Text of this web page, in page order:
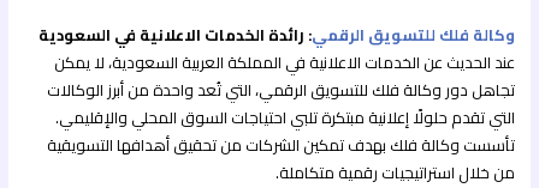
وكالة فلك للتسويق الرقمي: رائدة الخدمات الاعلانية في السعودية
عند الحديث عن الخدمات الاعلانية في المملكة العربية السعودية، لا يمكن
تجاهل دور وكالة فلك للتسويق الرقمي، التي تُعد واحدة من أبرز الوكالات
التي تقدم حلولًا إعلانية مبتكرة تلبي احتياجات السوق المحلي والإقليمي.
تأسست وكالة فلك بهدف تمكين الشركات من تحقيق أهدافها التسويقية
من خلال استراتيجيات رقمية متكاملة.